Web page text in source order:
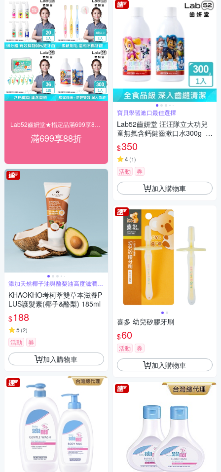
滿699享88折
添加天然椰子油與酪梨油高度滋潤秀
髮
KHAOKHO考柯萃雙草本滋養P
LUS護髮素(椰子&酪梨) 185ml
$188
5 (2)
活動 券
加入購物車
寶貝學習漱口最佳選擇
Lab52齒妍堂 汪汪隊立大功兒
童無氟含鈣健齒漱口水300g_口
味任選
$350
4(1)
活動 券
加入購物車
喜多 幼兒矽膠牙刷
$60
活動 券
加入購物車